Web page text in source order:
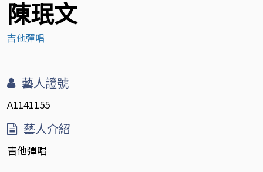
陳珉文
吉他彈唱
藝人證號
A1141155
藝人介紹
吉他彈唱